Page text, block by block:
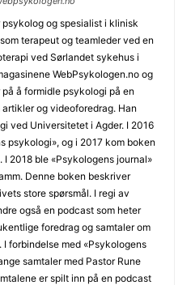
og spesialist i klinisk
terapeut og teamleder ved en
ved Sørlandet sykehus i
WebPsykologen.no og
å formidle psykologi på en
og videoforedrag. Han
ved Universitetet i Agder. I 2016
psykologi», og i 2017 kom boken
I 2018 ble «Psykologens journal»
Denne boken beskriver
store spørsmål. I regi av
også en podcast som heter
foredrag og samtaler om
forbindelse med «Psykologens
samtaler med Pastor Rune
er spilt inn på en podcast